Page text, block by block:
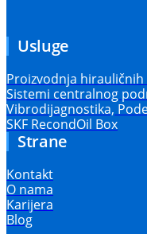
Usluge
Proizvodnja
Sistemi centralnog
Vibrodijagnostika,
SKF RecondOil Box
Strane
Kontakt
O nama
Karijera
Blog